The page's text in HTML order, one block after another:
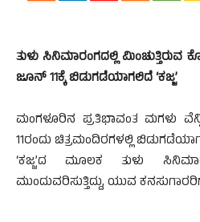
ತುಳು ಸಿನಿಮಾರಂಗದಲ್ಲಿ ಮಿಂಚುತ್ತಿರುವ
ಜೂನ್ 11ಕ್ಕೆ ಬಿಡುಗಡೆಯಾಗಲಿದೆ ‘ಕಜ್ಜ’
ಮಂಗಳೂರಿನ ಪ್ರತಿಭಾವಂತ ಮಗಳು
11ರಂದು ಚಿತ್ರಮಂದಿರಗಳಲ್ಲಿ
‘ಕಜ್ಜ’ದ ಮೂಲಕ ತುಳು
ಮುಂದುವರಿಸುತ್ತಿದ್ದು, ಯುವ